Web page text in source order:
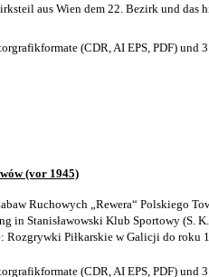
aus Wien dem 22. Bezirk und das
(CDR, AI EPS, PDF) und
(vor 1945)
Ruchowych „Rewera“ Polskiego
in Stanisławowski Klub Sportowy (S.
Rozgrywki Piłkarskie w Galicji do
(CDR, AI EPS, PDF) und